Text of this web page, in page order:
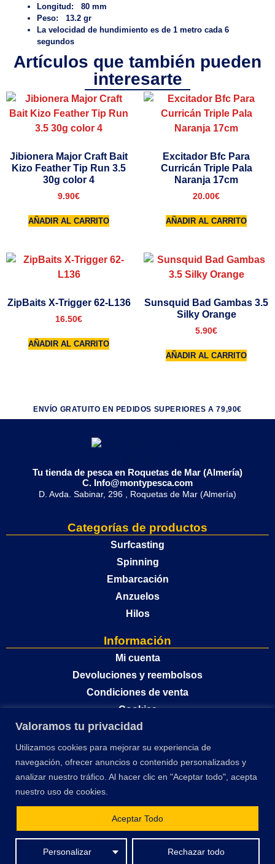
Valoramos tu privacidad
Utilizamos cookies para mejorar su experiencia de
navegación, ofrecer anuncios o contenido personalizados y
analizar nuestro tráfico. Al hacer clic en "Aceptar todo", acepta
nuestro uso de cookies.
Personalizar Rechazar todo
Aceptar Todo
Longitud: 80 mm
Peso: 13.2 gr
La velocidad de hundimiento es de 1 metro cada 6
segundos
Artículos que también pueden
interesarte
Jibionera Major Craft Bait
Kizo Feather Tip Run 3.5
30g color 4
9.90€
AÑADIR AL CARRITO
Excitador Bfc Para
Curricán Triple Pala
Naranja 17cm
20.00€
AÑADIR AL CARRITO
ZipBaits X-Trigger 62-L136
16.50€
AÑADIR AL CARRITO
Sunsquid Bad Gambas 3.5
Silky Orange
5.90€
AÑADIR AL CARRITO
ENVÍO GRATUITO EN PEDIDOS SUPERIORES A 79,90€
Tu tienda de pesca en Roquetas de Mar (Almería)
C. Info@montypesca.com
D. Avda. Sabinar, 296 , Roquetas de Mar (Almería)
Categorías de productos
Surfcasting
Spinning
Embarcación
Anzuelos
Hilos
Información
Mi cuenta
Devoluciones y reembolsos
Condiciones de venta
Cookies
Política de privacidad
Europea – Next Generation EU